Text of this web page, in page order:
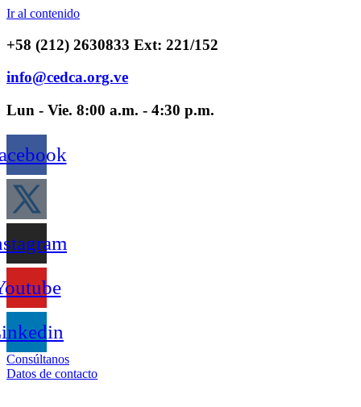
Ir al contenido
+58 (212) 2630833 Ext: 221/152
info@cedca.org.ve
Lun - Vie. 8:00 a.m. - 4:30 p.m.
Consúltanos
Datos de contacto